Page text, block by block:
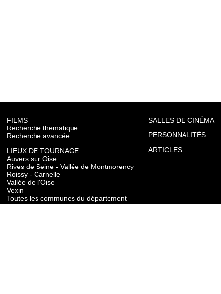
FILMS
Recherche thématique
Recherche avancée
LIEUX DE TOURNAGE
Auvers sur Oise
Rives de Seine - Vallée de Montmorency
Roissy - Carnelle
Vallée de l'Oise
Vexin
Toutes les communes du département
SALLES DE CINÉMA
PERSONNALITÉS
ARTICLES